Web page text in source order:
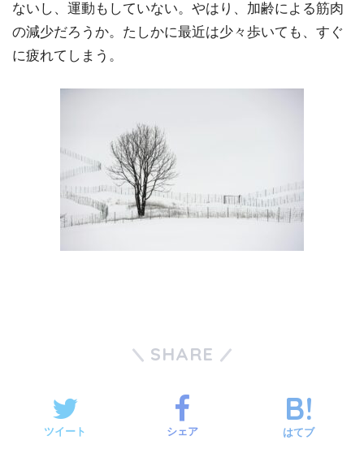
ないし、運動もしていない。やはり、加齢による筋肉
の減少だろうか。たしかに最近は少々歩いても、すぐ
に疲れてしまう。
SHARE
ツイート シェア はてブ